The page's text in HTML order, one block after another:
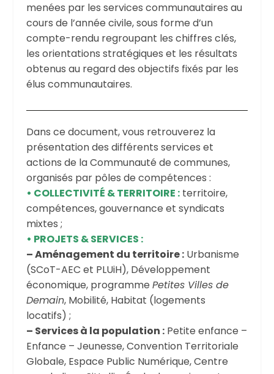
menées par les services communautaires au
cours de l’année civile, sous forme d’un
compte-rendu regroupant les chiffres clés,
les orientations stratégiques et les résultats
obtenus au regard des objectifs fixés par les
élus communautaires.
Dans ce document, vous retrouverez la
présentation des différents services et
actions de la Communauté de communes,
organisés par pôles de compétences :
• COLLECTIVITÉ & TERRITOIRE :territoire,
compétences, gouvernance et syndicats
mixtes ;
• PROJETS & SERVICES :
– Aménagement du territoire :Urbanisme
(SCoT-AEC et PLUiH), Développement
économique, programme Petites Villes de
Demain, Mobilité, Habitat (logements
locatifs) ;
– Services à la population :Petite enfance –
Enfance – Jeunesse, Convention Territoriale
Globale, Espace Public Numérique, Centre